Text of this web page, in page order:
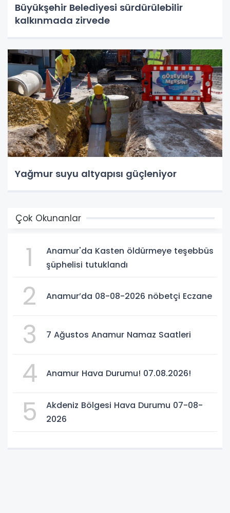
Büyükşehir Belediyesi sürdürülebilir
kalkınmada zirvede
Yağmur suyu altyapısı güçleniyor
Çok Okunanlar
1
Anamur'da Kasten öldürmeye teşebbüs
şüphelisi tutuklandı
2 Anamur’da 08-08-2026 nöbetçi Eczane
3 7 Ağustos Anamur Namaz Saatleri
4 Anamur Hava Durumu! 07.08.2026!
5
Akdeniz Bölgesi Hava Durumu 07-08-
2026